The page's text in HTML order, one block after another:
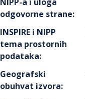
odgovorne strane:
INSPIRE i NIPP
tema prostornih
podataka:
Geografski
obuhvat izvora: